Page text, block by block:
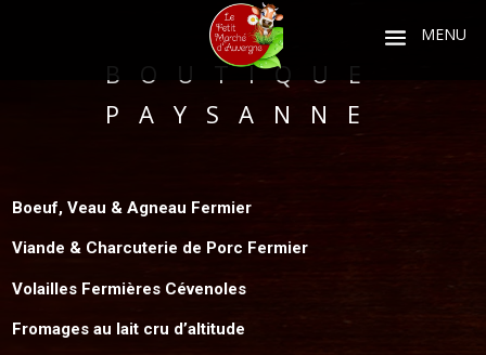
BOUTIQUE
PAYSANNE
Boeuf, Veau & Agneau Fermier
Viande & Charcuterie de Porc Fermier
Volailles Fermières Cévenoles
Fromages au lait cru d’altitude